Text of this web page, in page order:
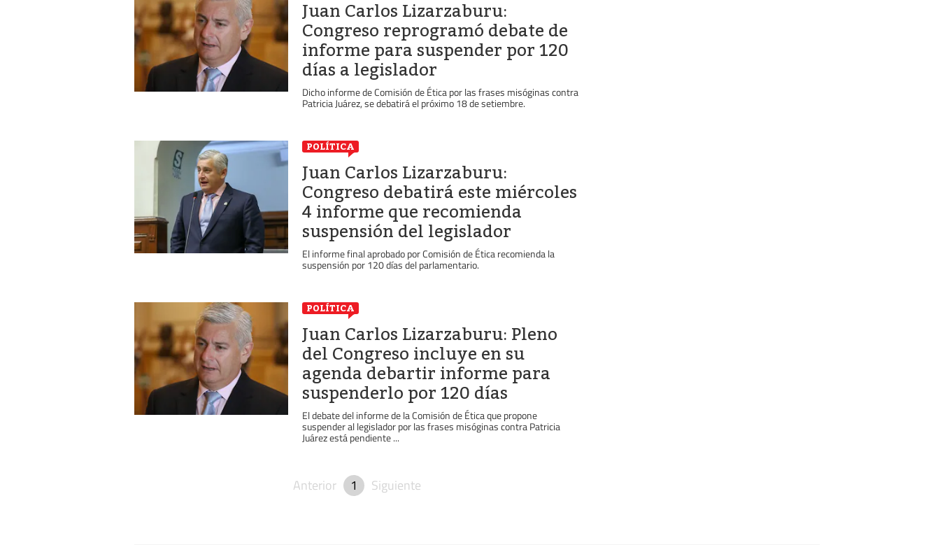
Juan Carlos Lizarzaburu:
Congreso reprogramó debate de
informe para suspender por 120
días a legislador
Dicho informe de Comisión de Ética por las frases misóginas contra
Patricia Juárez, se debatirá el próximo 18 de setiembre.
POLÍTICA
Juan Carlos Lizarzaburu:
Congreso debatirá este miércoles
4 informe que recomienda
suspensión del legislador
El informe final aprobado por Comisión de Ética recomienda la
suspensión por 120 días del parlamentario.
POLÍTICA
Juan Carlos Lizarzaburu: Pleno
del Congreso incluye en su
agenda debartir informe para
suspenderlo por 120 días
El debate del informe de la Comisión de Ética que propone
suspender al legislador por las frases misóginas contra Patricia
Juárez está pendiente ...
Anterior 1 Siguiente